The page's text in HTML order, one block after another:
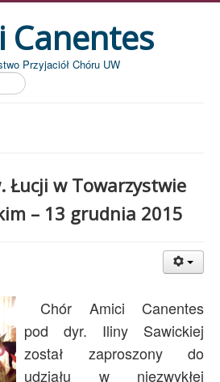
Canentes
Przyjaciół Chóru UW
Łucji w Towarzystwie
– 13 grudnia 2015
Chór Amici Canentes
pod dyr. Iliny Sawickiej
został zaproszony do
udziału w niezwykłej